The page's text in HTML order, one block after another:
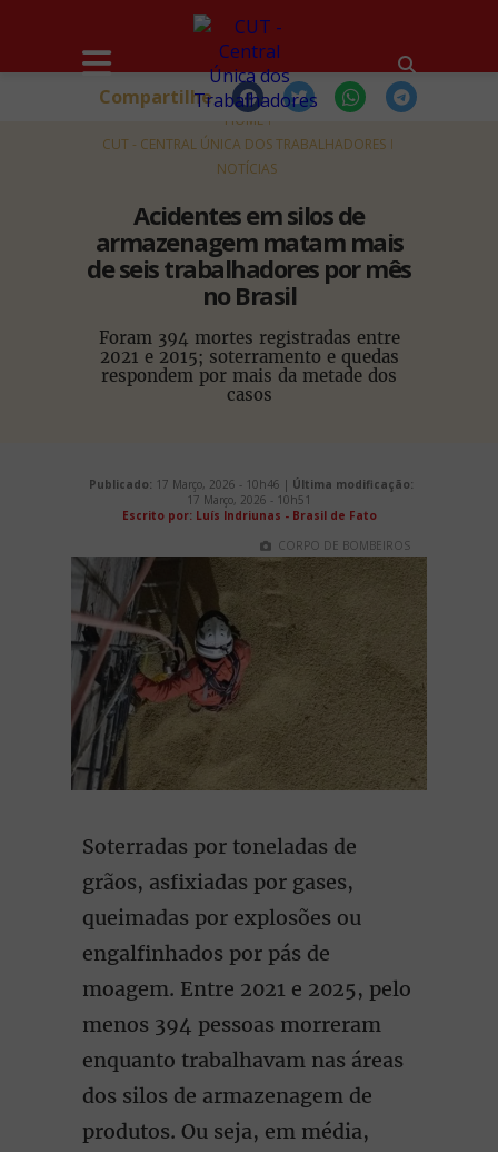
HOME
CUT - CENTRAL ÚNICA DOS TRABALHADORES
NOTÍCIAS
Acidentes em silos de
armazenagem matam mais
de seis trabalhadores por mês
no Brasil
Foram 394 mortes registradas entre
2021 e 2015; soterramento e quedas
respondem por mais da metade dos
casos
Compartilhe
Publicado: 17 Março, 2026 - 10h46 | Última modificação:
17 Março, 2026 - 10h51
Escrito por: Luís Indriunas - Brasil de Fato
CORPO DE BOMBEIROS
Soterradas por toneladas de
grãos, asfixiadas por gases,
queimadas por explosões ou
engalfinhados por pás de
moagem. Entre 2021 e 2025, pelo
menos 394 pessoas morreram
enquanto trabalhavam nas áreas
dos silos de armazenagem de
produtos. Ou seja, em média,